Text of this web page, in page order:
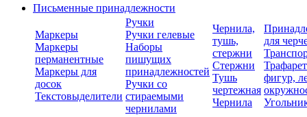
Письменные принадлежности
Маркеры
Маркеры
перманентные
Маркеры для
досок
Текстовыделители
Ручки
Ручки гелевые
Наборы
пишущих
принадлежностей
Ручки со
стираемыми
чернилами
Чернила,
тушь,
стержни
Стержни
Тушь
чертежная
Чернила
для
фигур,